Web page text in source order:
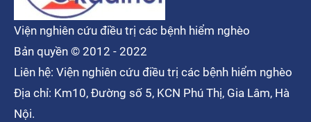
Viện nghiên cứu điều trị các bệnh hiểm nghèo
Bản quyền © 2012 - 2022
Liên hệ: Viện nghiên cứu điều trị các bệnh hiểm nghèo
Địa chỉ: Km10, Đường số 5, KCN Phú Thị, Gia Lâm, Hà
Nội.